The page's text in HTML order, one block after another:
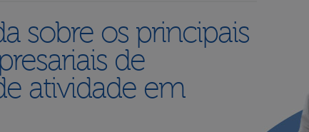
sobre os principais
de
atividade em